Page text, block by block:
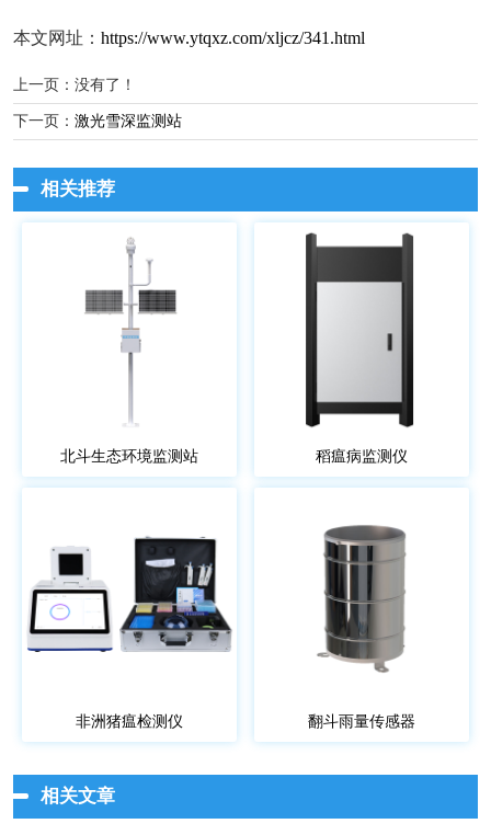
本文网址： https://www.ytqxz.com/xljcz/341.html
上一页：没有了！
下一页： 激光雪深监测站
相关推荐
北斗生态环境监测站 稻瘟病监测仪
非洲猪瘟检测仪 翻斗雨量传感器
相关文章